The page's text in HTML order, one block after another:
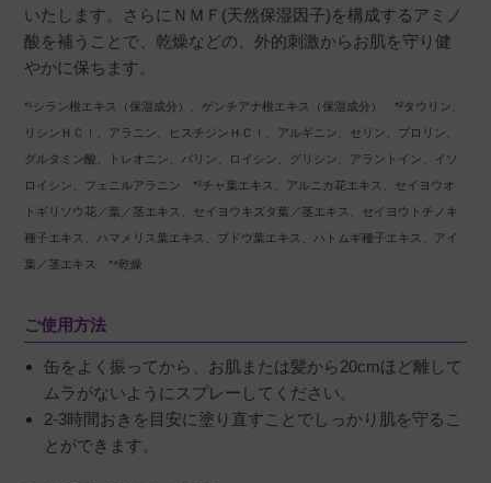
いたします。さらにＮＭＦ(天然保湿因子)を構成するアミノ
酸を補うことで、乾燥などの、外的刺激からお肌を守り健
やかに保ちます。
*¹シラン根エキス（保湿成分）、ゲンチアナ根エキス（保湿成分） *²タウリン、
リシンＨＣｌ、アラニン、ヒスチジンＨＣｌ、アルギニン、セリン、プロリン、
グルタミン酸、トレオニン、バリン、ロイシン、グリシン、アラントイン、イソ
ロイシン、フェニルアラニン *³チャ葉エキス、アルニカ花エキス、セイヨウオ
トギリソウ花／葉／茎エキス、セイヨウキズタ葉／茎エキス、セイヨウトチノキ
種子エキス、ハマメリス葉エキス、ブドウ葉エキス、ハトムギ種子エキス、アイ
葉／茎エキス *⁴乾燥
ご使用方法
缶をよく振ってから、お肌または髪から20cmほど離して
ムラがないようにスプレーしてください。
2-3時間おきを目安に塗り直すことでしっかり肌を守るこ
とができます。